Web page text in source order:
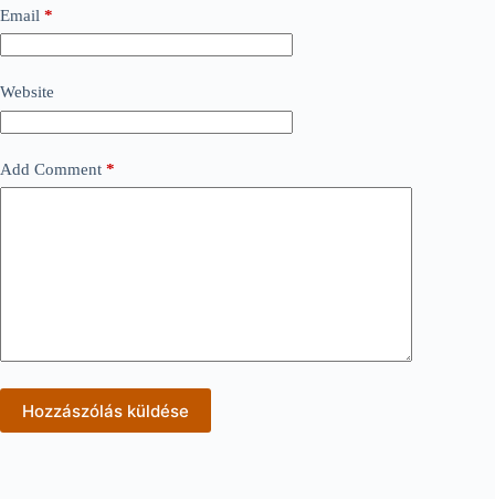
Email *
Website
Add Comment *
Hozzászólás küldése